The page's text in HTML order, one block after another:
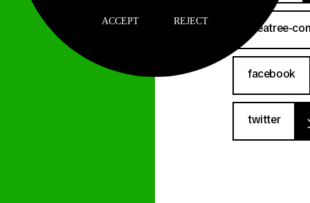
ideatree-
facebook
twitter
ACCEPT REJECT